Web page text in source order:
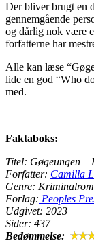
Der bliver brugt en
gennemgående
og dårlig nok være
forfatterne har
Alle kan læse
lide en god “Who
med.
Faktaboks:
Titel: Gøgeungen –
Forfatter: Camilla
Genre:
Forlag: Peoples
Udgivet: 2023
Sider: 437
Bedømmelse: